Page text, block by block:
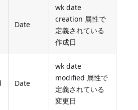
Date
wk date
creation 属性で
定義されている
作成日
Date
wk date
modified 属性で
定義されている
変更日